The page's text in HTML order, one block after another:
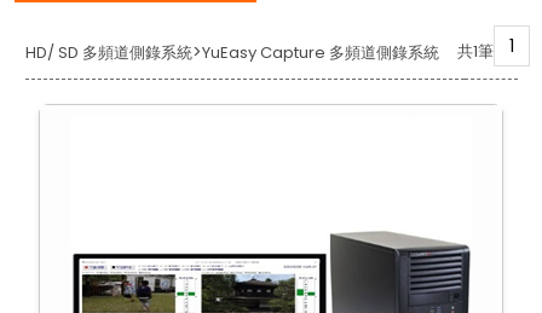
HD/ SD 多頻道側錄系統>YuEasy Capture 多頻道側錄系統 共1筆 1